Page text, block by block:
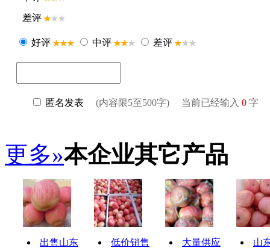
更多»本企业其它产品
出售山东
低价销售
大量供应
山